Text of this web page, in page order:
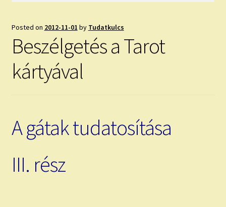
NAPI ASZTROLÓGIA
KÉRJ EGY MEGERŐSÍTÉST!
ÍRJ NEKEM!
IRATKOZZ FEL A VIDEÓ CSATORNÁNKRA!
Posted on 2012-11-01 by Tudatkulcs
Beszélgetés a Tarot
kártyával
A gátak tudatosítása
III. rész